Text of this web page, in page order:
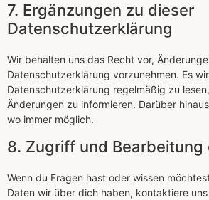
7. Ergänzungen zu dieser
Datenschutzerklärung
Wir behalten uns das Recht vor,
Datenschutzerklärung vorzunehmen. Es
Datenschutzerklärung regelmäßig zu
Änderungen zu informieren. Darüber
wo immer möglich.
8. Zugriff und Bearbeitung
Wenn du Fragen hast oder wissen
Daten wir über dich haben, kontaktiere